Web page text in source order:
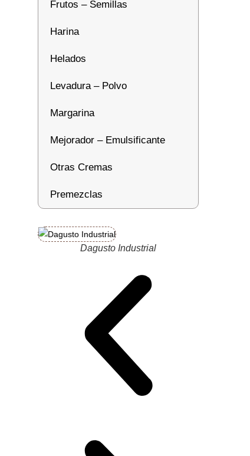
Frutos – Semillas
Harina
Helados
Levadura – Polvo
Margarina
Mejorador – Emulsificante
Otras Cremas
Premezclas
Dagusto Industrial